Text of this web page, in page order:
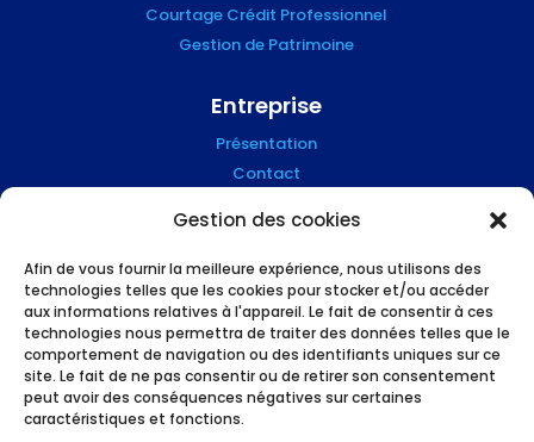
Gestion des cookies
Afin de vous fournir la meilleure expérience, nous utilisons des
technologies telles que les cookies pour stocker et/ou accéder
aux informations relatives à l'appareil. Le fait de consentir à ces
technologies nous permettra de traiter des données telles que le
comportement de navigation ou des identifiants uniques sur ce
site. Le fait de ne pas consentir ou de retirer son consentement
peut avoir des conséquences négatives sur certaines
caractéristiques et fonctions.
Courtage Crédit Professionnel
Gestion de Patrimoine
Entreprise
Présentation
Contact
Mention Légales
Suivez-nous !